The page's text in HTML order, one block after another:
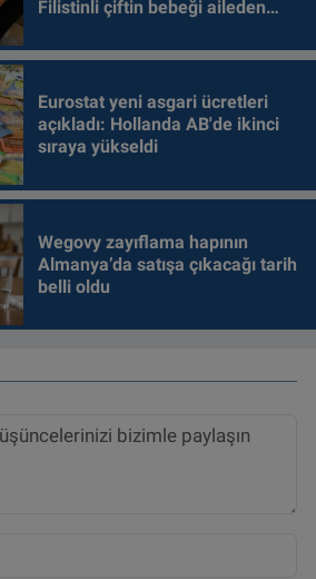
Filistinli çiftin bebeği aileden
Eurostat yeni asgari ücretleri
açıkladı: Hollanda AB'de ikinci
sıraya yükseldi
Wegovy zayıflama hapının
Almanya’da satışa çıkacağı tarih
belli oldu